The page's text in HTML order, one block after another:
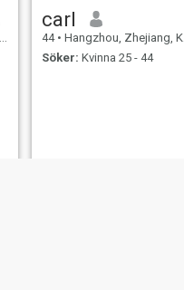
carl
44 • Hangzhou, Zhejiang, Kina
Söker: Kvinna 25 - 44